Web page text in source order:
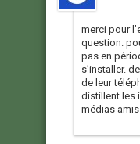
merci pour
question.
pas en
s’installer.
de leur
distillent les
médias amis